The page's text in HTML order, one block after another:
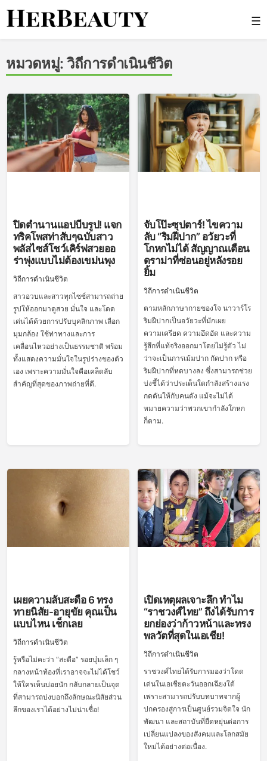
Skip
☰
หมวดหมู่:วิถีการดำเนินชีวิต
ปิดตำนานแอปบีบรูป! แจก
ทริคโพสท่าสับๆฉบับสาว
พลัสไซส์โชว์เคิร์ฟสวยออ
ร่าพุ่งแบบไม่ต้องเขม่นพุง
วิถีการดำเนินชีวิต
สาวอวบและสาวทุกไซซ์สามารถถ่าย
รูปให้ออกมาดูสวย มั่นใจ และโดด
เด่นได้ด้วยการปรับบุคลิกภาพ เลือก
มุมกล้อง ใช้ท่าทางและการ
เคลื่อนไหวอย่างเป็นธรรมชาติ พร้อม
ทั้งแสดงความมั่นใจในรูปร่างของตัว
เอง เพราะความมั่นใจคือเคล็ดลับ
สำคัญที่สุดของภาพถ่ายที่ดี.
จับโป๊ะซุปตาร์! ไขความ
ลับ “ริมฝีปาก” อวัยวะที่
โกหกไม่ได้ สัญญาณเตือน
ดราม่าที่ซ่อนอยู่หลังรอย
ยิ้ม
วิถีการดำเนินชีวิต
ตามหลักภาษากายของโจ นาวาร์โร
ริมฝีปากเป็นอวัยวะที่มักเผย
ความเครียด ความอึดอัด และความ
รู้สึกที่แท้จริงออกมาโดยไม่รู้ตัว ไม่
ว่าจะเป็นการเม้มปาก กัดปาก หรือ
ริมฝีปากที่หดบางลง ซึ่งสามารถช่วย
บ่งชี้ได้ว่าประเด็นใดกำลังสร้างแรง
กดดันให้กับคนดัง แม้จะไม่ได้
หมายความว่าพวกเขากำลังโกหก
ก็ตาม.
เผยความลับสะดือ 6 ทรง
ทายนิสัย-อายุขัย คุณเป็น
แบบไหน เช็กเลย
วิถีการดำเนินชีวิต
รู้หรือไม่คะว่า “สะดือ” รอยบุ๋มเล็ก ๆ
กลางหน้าท้องที่เราอาจจะไม่ได้โชว์
ให้ใครเห็นบ่อยนัก กลับกลายเป็นจุด
ที่สามารถบ่งบอกถึงลักษณะนิสัยส่วน
ลึกของเราได้อย่างไม่น่าเชื่อ!
เปิดเหตุผลเจาะลึก ทำไม
“ราชวงศ์ไทย” ถึงได้รับการ
ยกย่องว่าก้าวหน้าและทรง
พลวัตที่สุดในเอเชีย!
วิถีการดำเนินชีวิต
ราชวงศ์ไทยได้รับการมองว่าโดด
เด่นในเอเชียตะวันออกเฉียงใต้
เพราะสามารถปรับบทบาทจากผู้
ปกครองสู่การเป็นศูนย์รวมจิตใจ นัก
พัฒนา และสถาบันที่ยืดหยุ่นต่อการ
เปลี่ยนแปลงของสังคมและโลกสมัย
ใหม่ได้อย่างต่อเนื่อง.